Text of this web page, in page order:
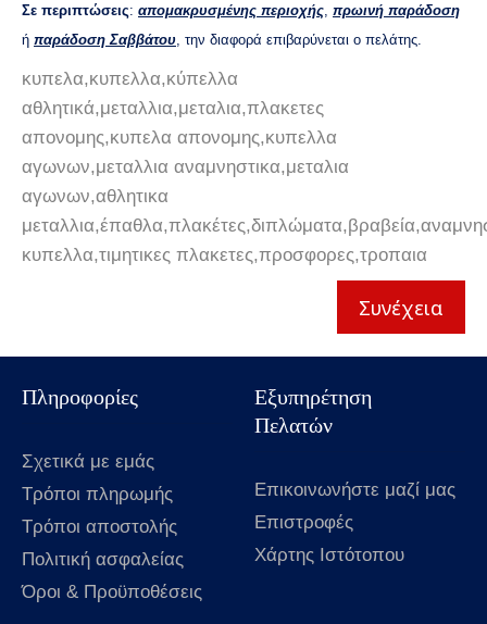
Σε περιπτώσεις: απομακρυσμένης περιοχής πρωινή παράδοση
ή παράδοση Σαββάτου , την διαφορά επιβαρύνεται ο πελάτης.
κυπελα,κυπελλα,κύπελλα
αθλητικά,μεταλλια,μεταλια,πλακετες
απονομης,κυπελα απονομης,κυπελλα
αγωνων,μεταλλια αναμνηστικα,μεταλια
αγωνων,αθλητικα
κυπελλα,τιμητικες πλακετες,προσφορες,τροπαια
Συνέχεια
Πληροφορίες
Σχετικά με εμάς
Τρόποι πληρωμής
Τρόποι αποστολής
Πολιτική ασφαλείας
Όροι & Προϋποθέσεις
Εξυπηρέτηση
Πελατών
Επικοινωνήστε μαζί μας
Επιστροφές
Χάρτης Ιστότοπου